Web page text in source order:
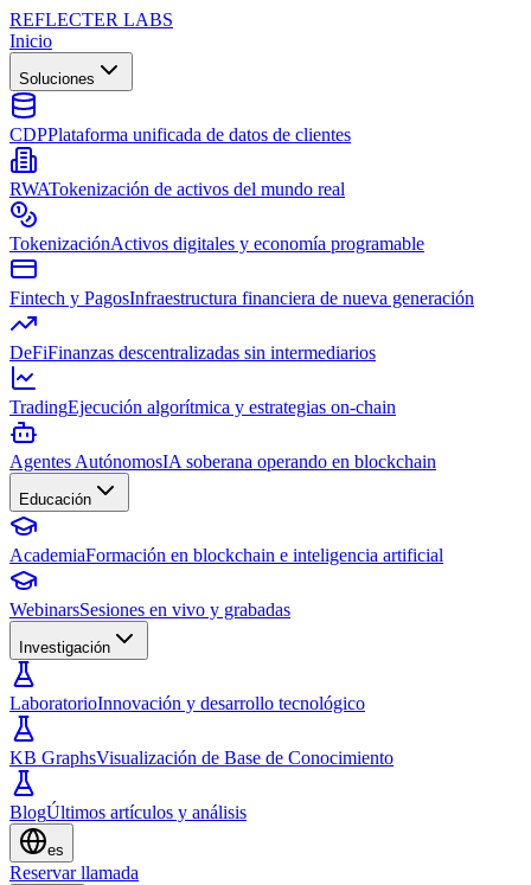
REFLECTER LABS
Inicio
Soluciones
CDPPlataforma unificada de datos de clientes
RWATokenización de activos del mundo real
TokenizaciónActivos digitales y economía programable
Fintech y PagosInfraestructura financiera de nueva generación
DeFiFinanzas descentralizadas sin intermediarios
TradingEjecución algorítmica y estrategias on-chain
Agentes AutónomosIA soberana operando en blockchain
Educación
AcademiaFormación en blockchain e inteligencia artificial
WebinarsSesiones en vivo y grabadas
Investigación
LaboratorioInnovación y desarrollo tecnológico
KB GraphsVisualización de Base de Conocimiento
BlogÚltimos artículos y análisis
es
Reservar llamada